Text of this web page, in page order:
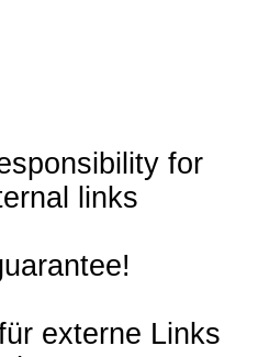
for
links
externe Links